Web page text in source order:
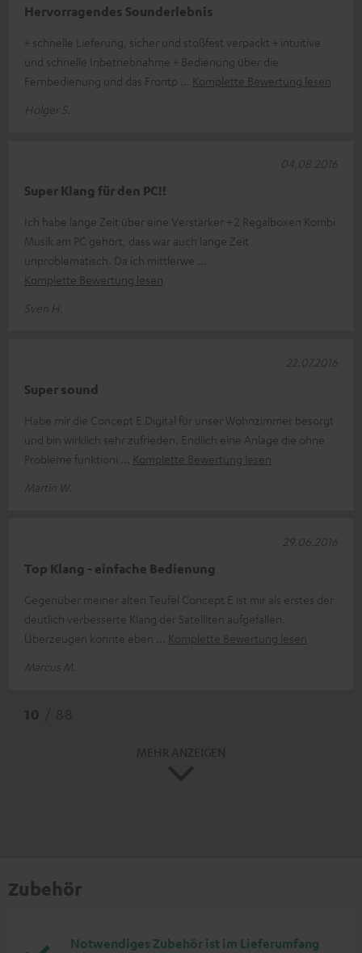
Hervorragendes Sounderlebnis
+ schnelle Lieferung, sicher und stoßfest verpackt + intuitive
und schnelle Inbetriebnahme + Bedienung über die
Fernbedienung und das Frontp
Komplette Bewertung lesen
Holger S.
Super Klang für den PC!!
Ich habe lange Zeit über eine Verstärker + 2 Regalboxen Kombi
Musik am PC gehört, dass war auch lange Zeit
unproblematisch. Da ich mittlerwe
Komplette Bewertung lesen
Sven H.
04.08.2016
Super sound
Habe mir die Concept E Digital für unser Wohnzimmer besorgt
und bin wirklich sehr zufrieden. Endlich eine Anlage die ohne
Probleme funktioni
Komplette Bewertung lesen
Martin W.
22.07.2016
Top Klang - einfache Bedienung
Gegenüber meiner alten Teufel Concept E ist mir als erstes der
deutlich verbesserte Klang der Satelliten aufgefallen.
Überzeugen konnte eben
Komplette Bewertung lesen
Marcus M.
29.06.2016
Zubehör
Notwendiges Zubehör ist im Lieferumfang